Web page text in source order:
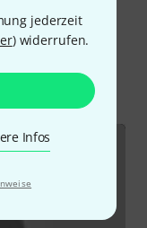
jederzeit
) widerrufen.
Infos
Downloads